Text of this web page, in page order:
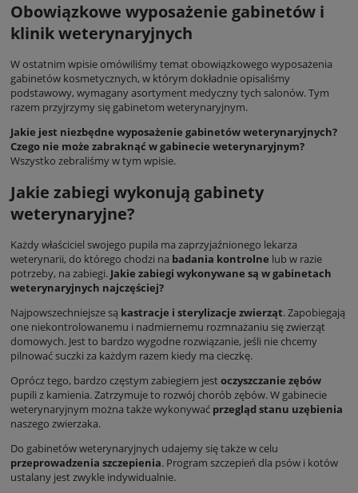
Obowiązkowe wyposażenie gabinetów i
klinik weterynaryjnych
W ostatnim wpisie omówiliśmy tematobowiązkowego wyposażenia
gabinetów kosmetycznych, w którym dokładnie opisaliśmy
podstawowy, wymagany asortyment medyczny tych salonów. Tym
razem przyjrzymy się gabinetom weterynaryjnym.
Jakie jest niezbędne wyposażenie gabinetów weterynaryjnych?
Czego nie może zabraknąć w gabinecie weterynaryjnym?
Wszystko zebraliśmy w tym wpisie.
Jakie zabiegi wykonują gabinety
weterynaryjne?
Każdy właściciel swojego pupila ma zaprzyjaźnionego lekarza
weterynarii, do którego chodzi na badania kontrolne lub w razie
potrzeby, na zabiegi. Jakie zabiegi wykonywane są w gabinetach
weterynaryjnych najczęściej?
Najpowszechniejsze są kastracje i sterylizacje zwierząt. Zapobiegają
one niekontrolowanemu i nadmiernemu rozmnażaniu się zwierząt
domowych. Jest to bardzo wygodne rozwiązanie, jeśli nie chcemy
pilnować suczki za każdym razem kiedy ma cieczkę.
Oprócz tego, bardzo częstym zabiegiem jestoczyszczanie zębów
pupili z kamienia. Zatrzymuje to rozwój chorób zębów. W gabinecie
weterynaryjnym można także wykonywać przegląd stanu uzębienia
naszego zwierzaka.
Do gabinetów weterynaryjnych udajemy się także w celu
przeprowadzenia szczepienia. Program szczepień dla psów i kotów
ustalany jest zwykle indywidualnie.